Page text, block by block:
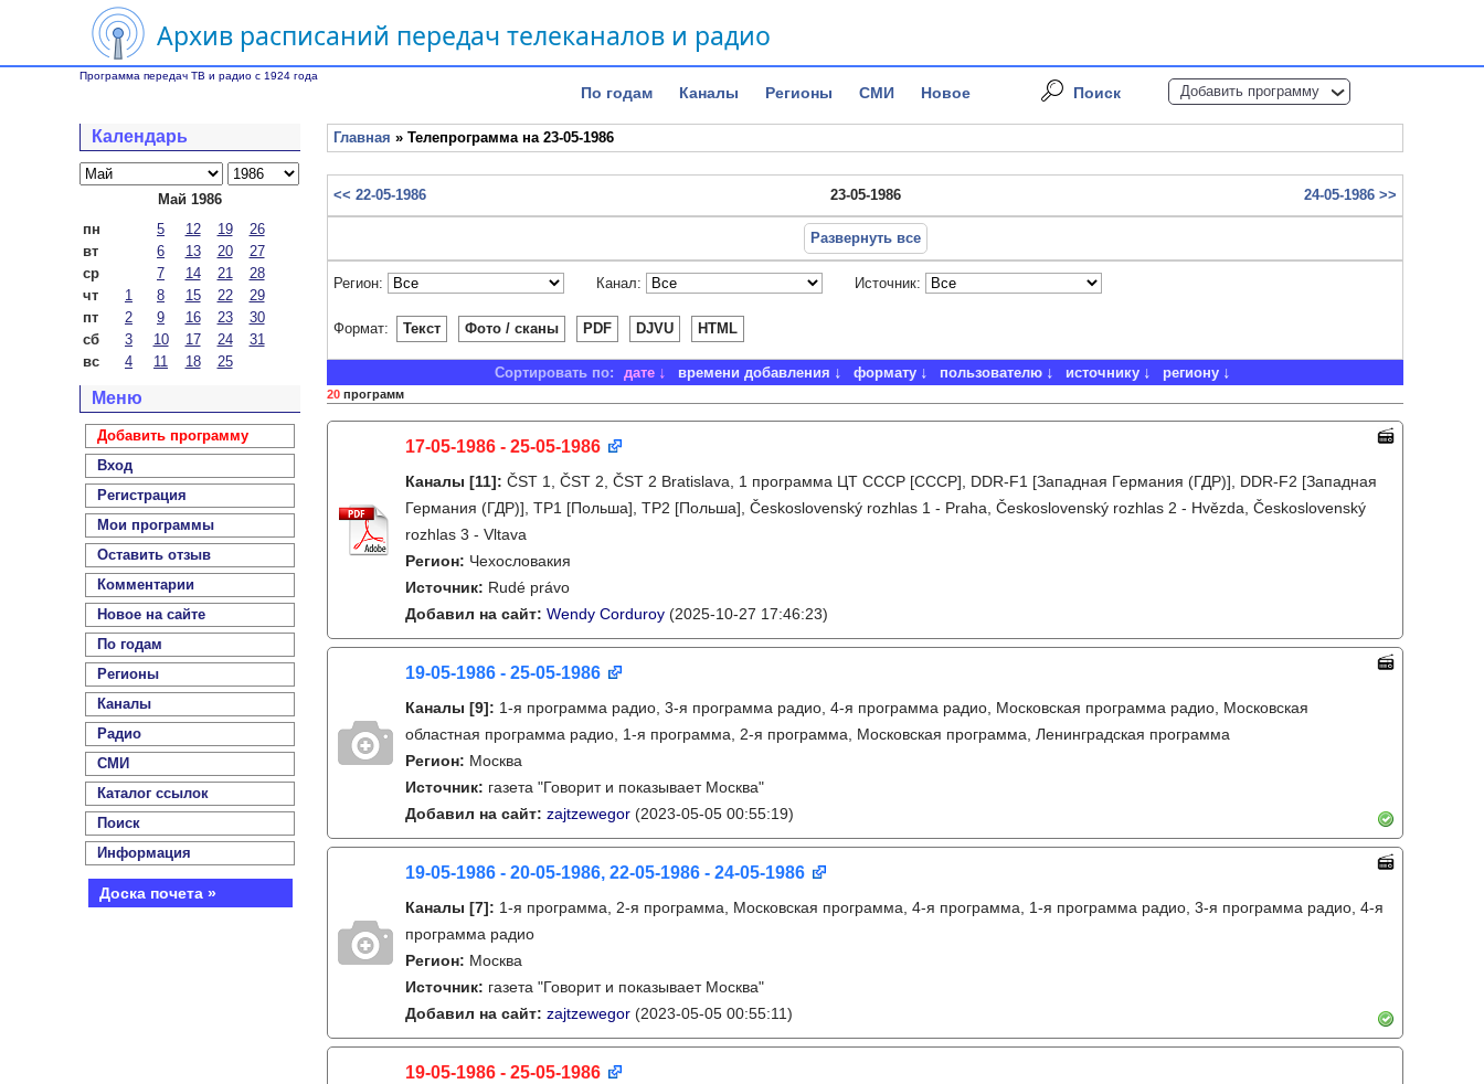
Архив расписаний передач телеканалов и радио
Программа передач ТВ и радио с 1924 года
По годам Каналы Регионы СМИ Новое Поиск Добавить программу
Календарь
Май 1986
пн
5 12 19
26
вт
6 13 20
27
ср
7 14 21
28
чт
1 8 15 22
29
пт
2 9 16 23
30
сб
3 10 17 24
31
вс
4 11 18 25
Меню
Добавить программу
Вход
Регистрация
Мои программы
Оставить отзыв
Комментарии
Новое на сайте
По годам
Регионы
Каналы
Радио
СМИ
Каталог ссылок
Поиск
Информация
Доска почета »
Главная » Телепрограмма на 23-05-1986
<< 22-05-1986 23-05-1986 24-05-1986 >>
Развернуть все
Регион: Канал: Источник:
Формат: Текст Фото / сканы PDF DJVU HTML
Сортировать по: дате времени добавления формату пользователю источнику региону
20 программ
17-05-1986 - 25-05-1986
Каналы [11]: ČST 1, ČST 2, ČST 2 Bratislava, 1 программа ЦТ СССР [СССР], DDR-F1 [Западная Германия (ГДР)], DDR-F2 [Западная
Германия (ГДР)], TP1 [Польша], TP2 [Польша], Československý rozhlas 1 - Praha, Československý rozhlas 2 - Hvězda, Československý
rozhlas 3 - Vltava
Регион: Чехословакия
Источник: Rudé právo
Добавил на сайт: Wendy Corduroy (2025-10-27 17:46:23)
19-05-1986 - 25-05-1986
Каналы [9]: 1-я программа радио, 3-я программа радио, 4-я программа радио, Московская программа радио, Московская
областная программа радио, 1-я программа, 2-я программа, Московская программа, Ленинградская программа
Регион: Москва
Источник: газета "Говорит и показывает Москва"
Добавил на сайт: zajtzewegor (2023-05-05 00:55:19)
19-05-1986 - 20-05-1986, 22-05-1986 - 24-05-1986
Каналы [7]: 1-я программа, 2-я программа, Московская программа, 4-я программа, 1-я программа радио, 3-я программа радио, 4-я
программа радио
Регион: Москва
Источник: газета "Говорит и показывает Москва"
Добавил на сайт: zajtzewegor (2023-05-05 00:55:11)
19-05-1986 - 25-05-1986